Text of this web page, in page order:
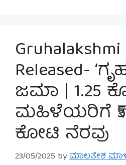
Released-
ಜಮಾ | 1.25
ಮಹಿಳೆಯರಿಗೆ
ಕೋಟಿ ನೆರವು
23/05/2025 byಮಾಲತೇಶ